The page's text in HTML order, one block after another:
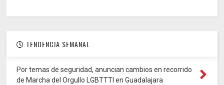
TENDENCIA SEMANAL
Por temas de seguridad, anuncian cambios en recorrido
de Marcha del Orgullo LGBTTTI en Guadalajara